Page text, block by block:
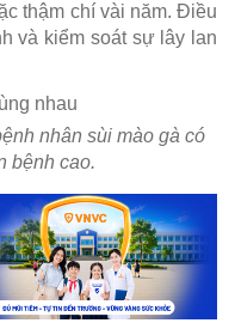
thậm chí vài năm. Điều
và kiểm soát sự lây lan
nhân sùi mào gà có
bệnh cao.